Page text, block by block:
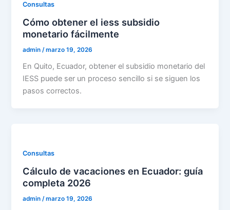
Consultas
Cómo obtener el iess subsidio
monetario fácilmente
admin /marzo 19, 2026
En Quito, Ecuador, obtener el subsidio monetario del
IESS puede ser un proceso sencillo si se siguen los
pasos correctos.
Consultas
Cálculo de vacaciones en Ecuador: guía
completa 2026
admin/marzo 19, 2026